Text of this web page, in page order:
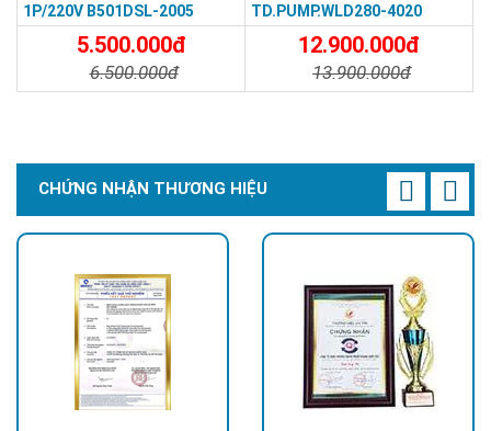
1P/220V B501DSL-2005
5.500.000đ
6.500.000đ
TD.PUMP.WLD280-4020
Bedford12.900.000đ
13.900.000đ
CHỨNG NHẬN THƯƠNG HIỆU